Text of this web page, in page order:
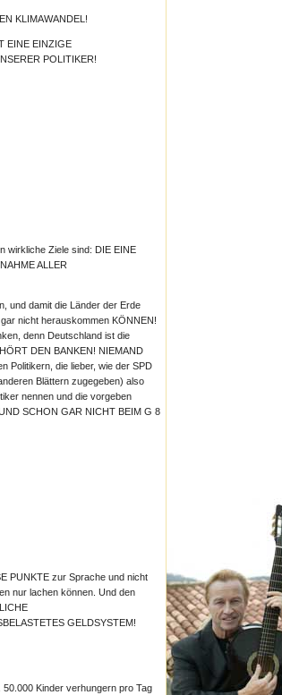
KLIMAWANDEL!
EINE EINZIGE
POLITIKER!
wirkliche Ziele sind: DIE EINE
ALLER
und damit die Länder der Erde
nicht herauskommen KÖNNEN!
denn Deutschland ist die
DEN BANKEN! NIEMAND
Politikern, die lieber, wie der SPD
Blättern zugegeben) also
nennen und die vorgeben
SCHON GAR NICHT BEIM G 8
PUNKTE zur Sprache und nicht
nur lachen können. Und den
GELDSYSTEM!
Kinder verhungern pro Tag